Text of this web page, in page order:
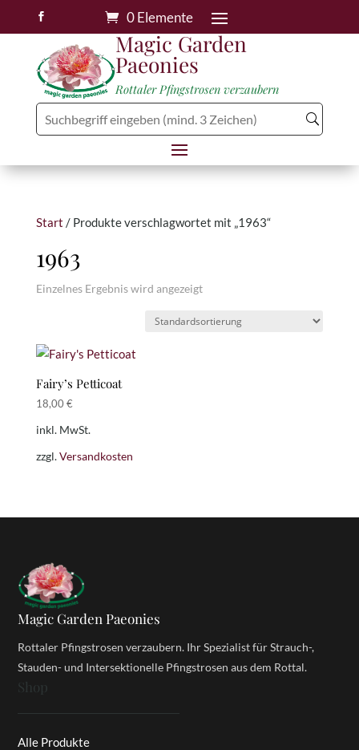
 0 Elemente
Magic Garden
Paeonies
Rottaler Pfingstrosen verzaubern
Start / Produkte verschlagwortet mit „1963“
1963
Einzelnes Ergebnis wird angezeigt
Fairy’s Petticoat
18,00 €
inkl. MwSt.
zzgl.Versandkosten
Magic Garden Paeonies
Rottaler Pfingstrosen verzaubern. Ihr Spezialist für Strauch-,
Stauden- und Intersektionelle Pfingstrosen aus dem Rottal.
Shop
Alle Produkte